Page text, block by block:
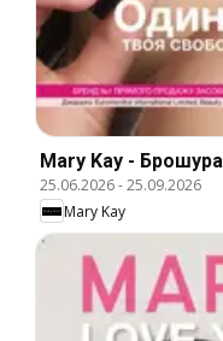
Mary Kay -
25.06.2026-25.09.2026
Mary Kay